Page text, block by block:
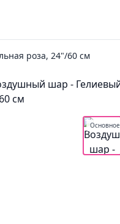
роза, 24"/60 см
Основное